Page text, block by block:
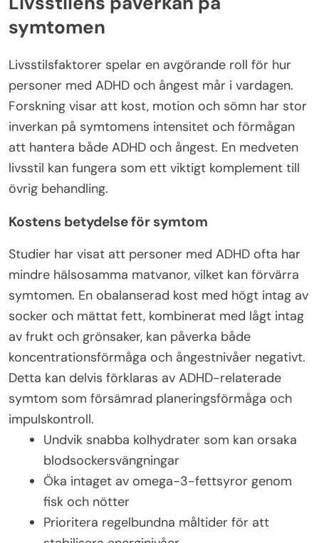
symtomen
Livsstilsfaktorer spelar en avgörande roll för hur
personer med ADHD och ångest mår i vardagen.
Forskning visar att kost, motion och sömn har stor
inverkan på symtomens intensitet och förmågan
att hantera både ADHD och ångest. En medveten
livsstil kan fungera som ett viktigt komplement till
övrig behandling.
Kostens betydelse för symtom
Studier har visat att personer med ADHD ofta har
mindre hälsosamma matvanor, vilket kan förvärra
symtomen. En obalanserad kost med högt intag av
socker och mättat fett, kombinerat med lågt intag
av frukt och grönsaker, kan påverka både
koncentrationsförmåga och ångestnivåer negativt.
Detta kan delvis förklaras av ADHD-relaterade
symtom som försämrad planeringsförmåga och
impulskontroll.
Undvik snabba kolhydrater som kan orsaka
blodsockersvängningar
Öka intaget av omega-3-fettsyror genom
fisk och nötter
Prioritera regelbundna måltider för att